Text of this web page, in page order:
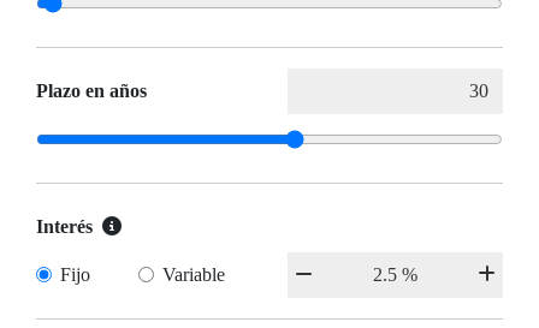
Plazo en años
Interés
Fijo Variable